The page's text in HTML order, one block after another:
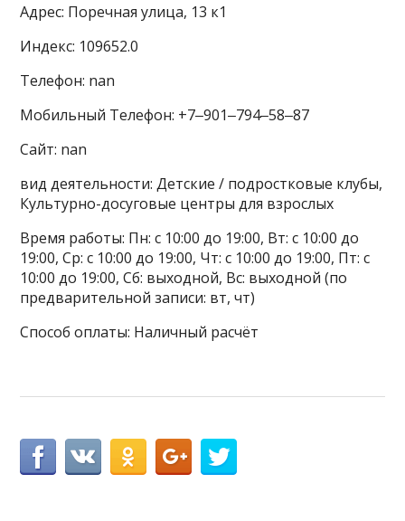
Адрес: Поречная улица, 13 к1
Индекс: 109652.0
Телефон: nan
Мобильный Телефон: +7‒901‒794‒58‒87
Сайт: nan
вид деятельности: Детские / подростковые клубы,
Культурно-досуговые центры для взрослых
Время работы: Пн: с 10:00 до 19:00, Вт: с 10:00 до
19:00, Ср: с 10:00 до 19:00, Чт: с 10:00 до 19:00, Пт: с
10:00 до 19:00, Сб: выходной, Вс: выходной (по
предварительной записи: вт, чт)
Способ оплаты: Наличный расчёт